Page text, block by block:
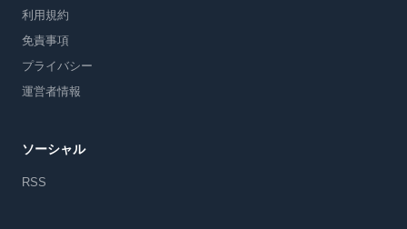
利用規約
免責事項
プライバシー
運営者情報
ソーシャル
RSS